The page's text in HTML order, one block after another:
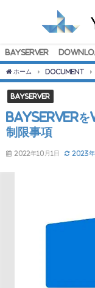
BayServer
ホーム Document
BayServer
BayServerを
制限事項
2022年10月1日 2023年